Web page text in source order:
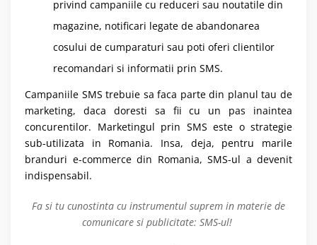
privind campaniile cu reduceri sau noutatile din
magazine, notificari legate de abandonarea
cosului de cumparaturi sau poti oferi clientilor
recomandari si informatii prin SMS.
Campaniile SMS trebuie sa faca parte din planul tau de
marketing, daca doresti sa fii cu un pas inaintea
concurentilor. Marketingul prin SMS este o strategie
sub-utilizata in Romania. Insa, deja, pentru marile
branduri e-commerce din Romania, SMS-ul a devenit
indispensabil.
Fa si tu cunostinta cu instrumentul suprem in materie de
comunicare si publicitate: SMS-ul!